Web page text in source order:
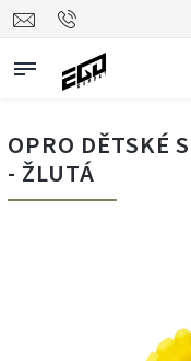
OPRO DĚTSKÉ
- ŽLUTÁ